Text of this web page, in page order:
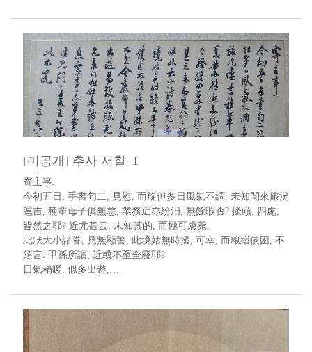
[미공개] 추사 서찰_1
寄主事.
今初五日, 手書句二, 見慰, 而旋但多日風氣不調, 未知間來旅況
連吉, 種輩母子俱無恙, 業務近亦紛汨, 無餘暇否? 搔頭, 四處,
皆然之耶? 近尤甚云, 未知其的, 而極可慮菀.
此狀大小諸眷, 見無顯警, 此境姑無時擾, 可幸, 而粮繕債困, 不
須言. 甲孫所讀, 近或不至全廢耶?
日氣稍暖, 似多出遊,…